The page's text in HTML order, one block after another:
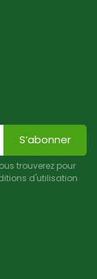
S’abonner
trouverez pour
d'utilisation